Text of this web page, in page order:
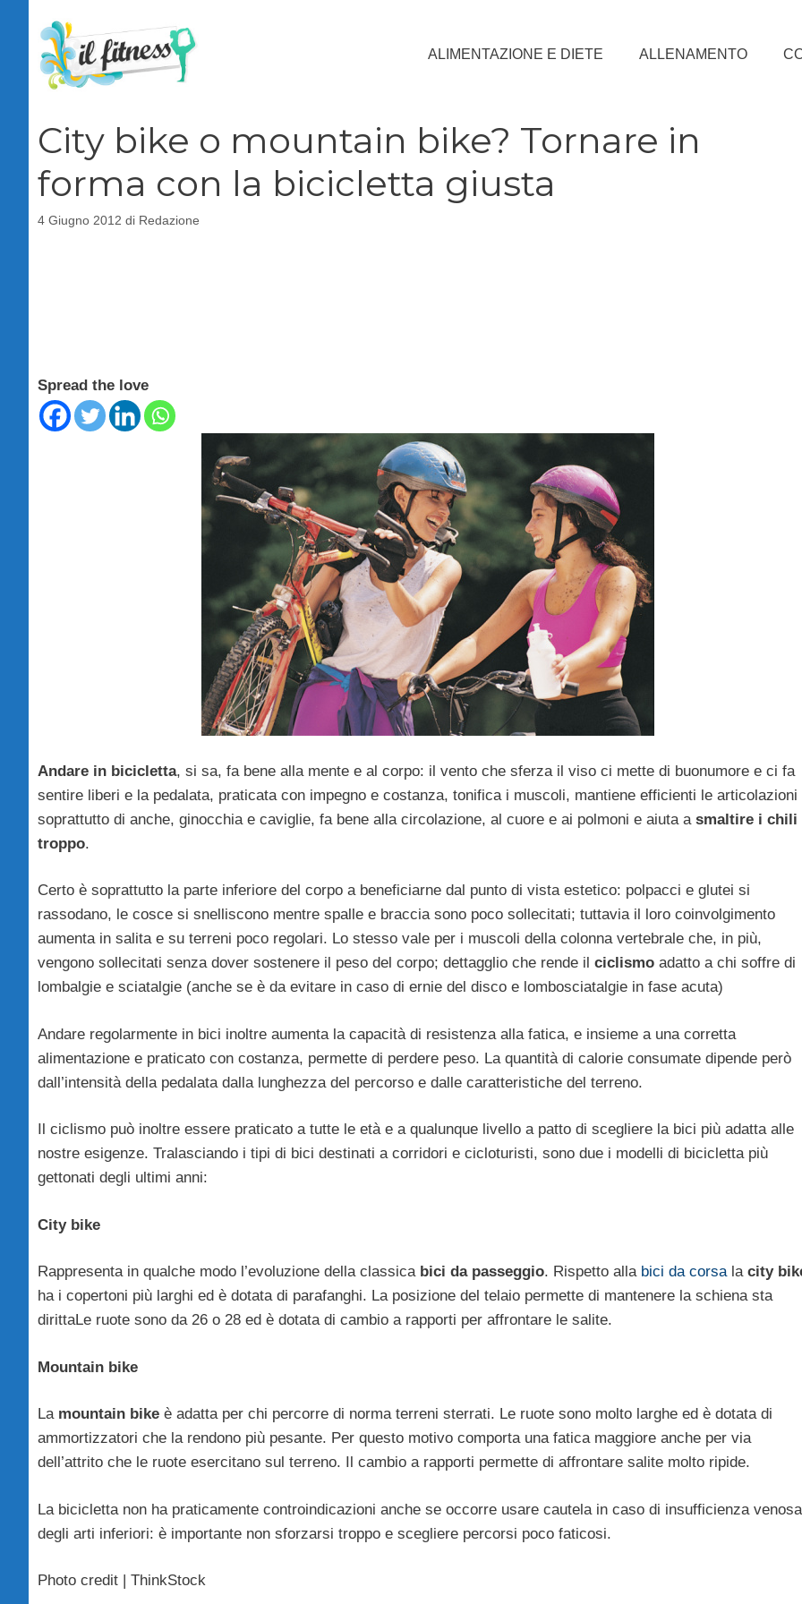
contenuto
ALIMENTAZIONE E DIETE ALLENAMENTO
City bike o mountain bike? Tornare in
forma con la bicicletta giusta
4 Giugno 2012 di Redazione
Spread the love
Andare in bicicletta, si sa, fa bene alla mente e al corpo: il vento che sferza il viso ci mette di buonumore e ci fa
sentire liberi e la pedalata, praticata con impegno e costanza, tonifica i muscoli, mantiene efficienti le articolazioni
soprattutto di anche, ginocchia e caviglie, fa bene alla circolazione, al cuore e ai polmoni e aiuta a smaltire i chili
troppo.
Certo è soprattutto la parte inferiore del corpo a beneficiarne dal punto di vista estetico: polpacci e glutei si
rassodano, le cosce si snelliscono mentre spalle e braccia sono poco sollecitati; tuttavia il loro coinvolgimento
aumenta in salita e su terreni poco regolari. Lo stesso vale per i muscoli della colonna vertebrale che, in più,
vengono sollecitati senza dover sostenere il peso del corpo; dettagglio che rende il ciclismo adatto a chi soffre di
lombalgie e sciatalgie (anche se è da evitare in caso di ernie del disco e lombosciatalgie in fase acuta)
Andare regolarmente in bici inoltre aumenta la capacità di resistenza alla fatica, e insieme a una corretta
alimentazione e praticato con costanza, permette di perdere peso. La quantità di calorie consumate dipende però
dall’intensità della pedalata dalla lunghezza del percorso e dalle caratteristiche del terreno.
Il ciclismo può inoltre essere praticato a tutte le età e a qualunque livello a patto di scegliere la bici più adatta alle
nostre esigenze. Tralasciando i tipi di bici destinati a corridori e cicloturisti, sono due i modelli di bicicletta più
gettonati degli ultimi anni:
City bike
Rappresenta in qualche modo l’evoluzione della classica bici da passeggio. Rispetto alla bici da corsala city
ha i copertoni più larghi ed è dotata di parafanghi. La posizione del telaio permette di mantenere la schiena sta
dirittaLe ruote sono da 26 o 28 ed è dotata di cambio a rapporti per affrontare le salite.
Mountain bike
La mountain bike è adatta per chi percorre di norma terreni sterrati. Le ruote sono molto larghe ed è dotata di
ammortizzatori che la rendono più pesante. Per questo motivo comporta una fatica maggiore anche per via
dell’attrito che le ruote esercitano sul terreno. Il cambio a rapporti permette di affrontare salite molto ripide.
La bicicletta non ha praticamente controindicazioni anche se occorre usare cautela in caso di insufficienza venosa
degli arti inferiori: è importante non sforzarsi troppo e scegliere percorsi poco faticosi.
Photo credit | ThinkStock